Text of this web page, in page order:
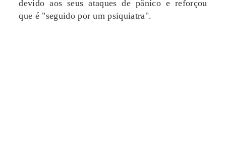
devido aos seus ataques de pânico e reforçou
que é "seguido por um psiquiatra".